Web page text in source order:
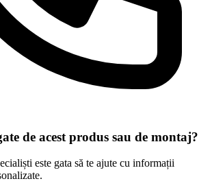
de acest produs sau de montaj?
este gata să te ajute cu informații